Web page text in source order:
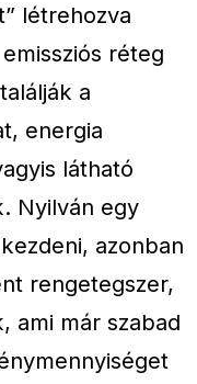
létrehozva
réteg
a
energia
látható
Nyilván egy
azonban
rengetegszer,
ami már szabad